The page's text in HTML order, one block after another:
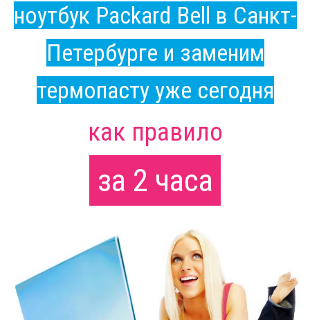
ноутбук Packard Bell в Санкт-
Петербурге и заменим
термопасту уже сегодня
как правило
за 2 часа